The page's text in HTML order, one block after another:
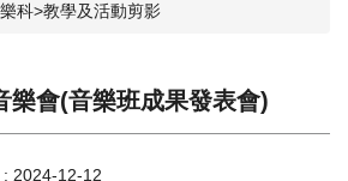
科>教學及活動剪影
樂會(音樂班成果發表會)
2024-12-12